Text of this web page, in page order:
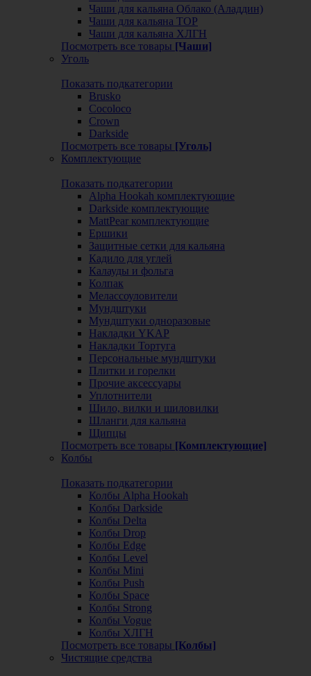
Чаши для кальяна Облако (Аладдин)
Чаши для кальяна ТОР
Чаши для кальяна ХЛГН
Посмотреть все товары [Чаши]
Уголь
Показать подкатегории
Brusko
Cocoloco
Crown
Darkside
Посмотреть все товары [Уголь]
Комплектующие
Показать подкатегории
Alpha Hookah комплектующие
Darkside комплектующие
MattPear комплектующие
Ершики
Защитные сетки для кальяна
Кадило для углей
Калауды и фольга
Колпак
Мелассоуловители
Мундштуки
Мундштуки одноразовые
Накладки YKAP
Накладки Тортуга
Персональные мундштуки
Плитки и горелки
Прочие аксессуары
Уплотнители
Шило, вилки и шиловилки
Шланги для кальяна
Щипцы
Посмотреть все товары [Комплектующие]
Колбы
Показать подкатегории
Колбы Alpha Hookah
Колбы Darkside
Колбы Delta
Колбы Drop
Колбы Edge
Колбы Level
Колбы Mini
Колбы Push
Колбы Space
Колбы Strong
Колбы Vogue
Колбы ХЛГН
Посмотреть все товары [Колбы]
Чистящие средства